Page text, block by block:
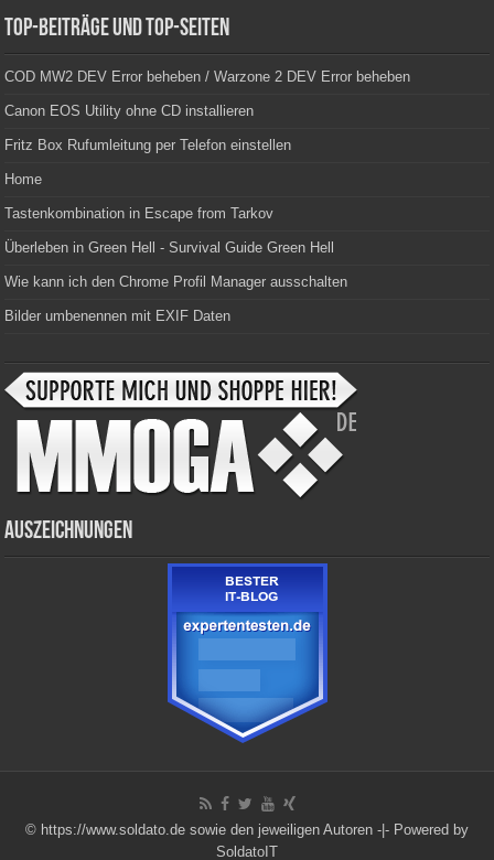
Top-Beiträge und Top-Seiten
COD MW2 DEV Error beheben / Warzone 2 DEV Error beheben
Canon EOS Utility ohne CD installieren
Fritz Box Rufumleitung per Telefon einstellen
Home
Tastenkombination in Escape from Tarkov
Überleben in Green Hell - Survival Guide Green Hell
Wie kann ich den Chrome Profil Manager ausschalten
Bilder umbenennen mit EXIF Daten
Auszeichnungen
© https://www.soldato.de sowie den jeweiligen Autoren -|- Powered by
SoldatoIT